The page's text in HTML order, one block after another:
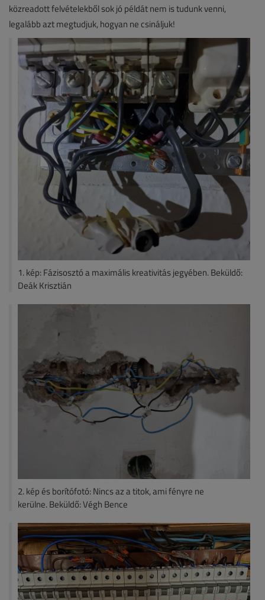
közreadott felvételekből sok jó példát nem is tudunk venni,
legalább azt megtudjuk, hogyan ne csináljuk!
1. kép: Fázisosztó a maximális kreativitás jegyében. Beküldő:
Deák Krisztián
2. kép és borítófotó: Nincs az a titok, ami fényre ne
kerülne. Beküldő: Végh Bence